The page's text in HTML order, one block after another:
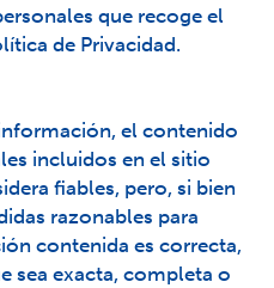
que recoge el
de Privacidad.
el contenido
incluidos en el sitio
fiables, pero, si bien
razonables para
contenida es correcta,
sea exacta, completa o